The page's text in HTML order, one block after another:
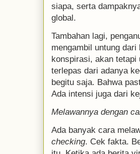
siapa, serta
global.
Tambahan lagi,
mengambil untung
konspirasi, akan
terlepas dari adanya
begitu saja. Bahwa
Ada intensi juga dari
Melawannya dengan
Ada banyak cara
checking. Cek fakta.